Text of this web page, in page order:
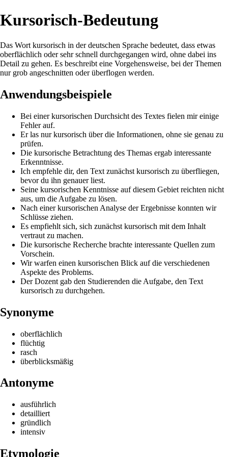
Kursorisch-Bedeutung
Das Wort kursorisch in der deutschen Sprache bedeutet, dass etwas
oberflächlich oder sehr schnell durchgegangen wird, ohne dabei ins
Detail zu gehen. Es beschreibt eine Vorgehensweise, bei der Themen
nur grob angeschnitten oder überflogen werden.
Anwendungsbeispiele
Bei einer kursorischen Durchsicht des Textes fielen mir einige
Fehler auf.
Er las nur kursorisch über die Informationen, ohne sie genau zu
prüfen.
Die kursorische Betrachtung des Themas ergab interessante
Erkenntnisse.
Ich empfehle dir, den Text zunächst kursorisch zu überfliegen,
bevor du ihn genauer liest.
Seine kursorischen Kenntnisse auf diesem Gebiet reichten nicht
aus, um die Aufgabe zu lösen.
Nach einer kursorischen Analyse der Ergebnisse konnten wir
Schlüsse ziehen.
Es empfiehlt sich, sich zunächst kursorisch mit dem Inhalt
vertraut zu machen.
Die kursorische Recherche brachte interessante Quellen zum
Vorschein.
Wir warfen einen kursorischen Blick auf die verschiedenen
Aspekte des Problems.
Der Dozent gab den Studierenden die Aufgabe, den Text
kursorisch zu durchgehen.
Synonyme
oberflächlich
flüchtig
rasch
überblicksmäßig
Antonyme
ausführlich
detailliert
gründlich
intensiv
Etymologie